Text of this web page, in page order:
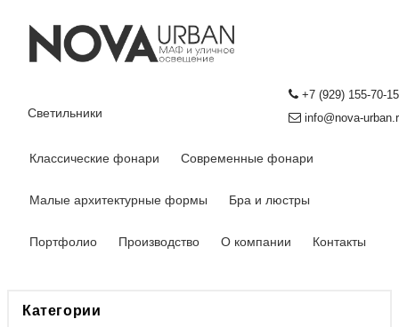
+7 (929) 155-70-15
info@nova-
Светильники
Классические фонари Современные фонари
Малые архитектурные формы Бра и люстры
Портфолио Производство О компании Контакты
Категории